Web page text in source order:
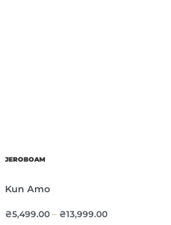
JEROBOAM
Kun Amo
₴5,499.00 – ₴13,999.00